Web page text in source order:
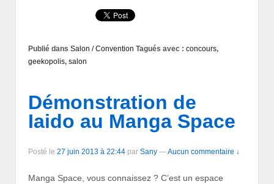
Publié dans Salon / Convention Tagués avec : concours,
geekopolis, salon
Démonstration de
Iaido au Manga Space
Posté le 27 juin 2013 à 22:44 par Sany —Aucun commentaire ↓
Manga Space, vous connaissez ? C’est un espace